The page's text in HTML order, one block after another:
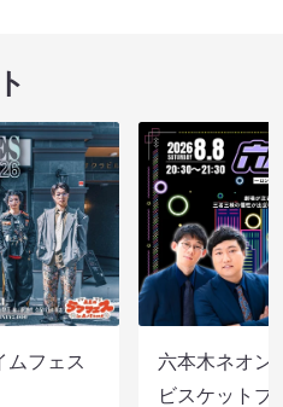
ムフェス
六本木ネオン
ビスケットブ